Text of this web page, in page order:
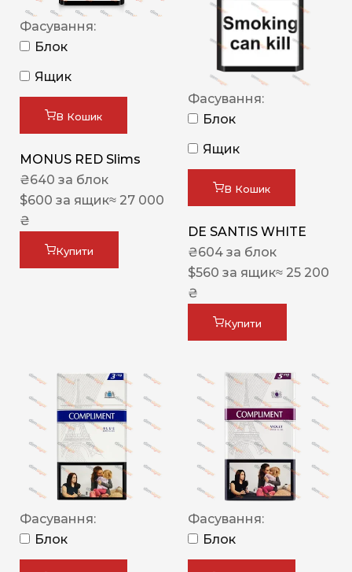
Фасування:
Блок
Ящик
В Кошик
MONUS RED Slims
₴640 за блок
$600 за ящик≈ 27 000
₴
Купити
Фасування:
Блок
Ящик
В Кошик
DE SANTIS WHITE
₴604 за блок
$560 за ящик≈ 25 200
₴
Купити
Фасування:
Блок
Фасування:
Блок